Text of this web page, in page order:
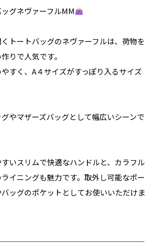
グネヴァーフルMM
トートバッグのネヴァーフルは、荷物を
りで人気です。
すく、A４サイズがすっぽり入るサイズ
やマザーズバッグとして幅広いシーンで
いスリムで快適なハンドルと、カラフル
イニングも魅力です。取外し可能なポー
ッグのポケットとしてお使いいただけま
＿＿＿＿＿＿＿＿＿＿＿＿＿＿＿＿＿＿